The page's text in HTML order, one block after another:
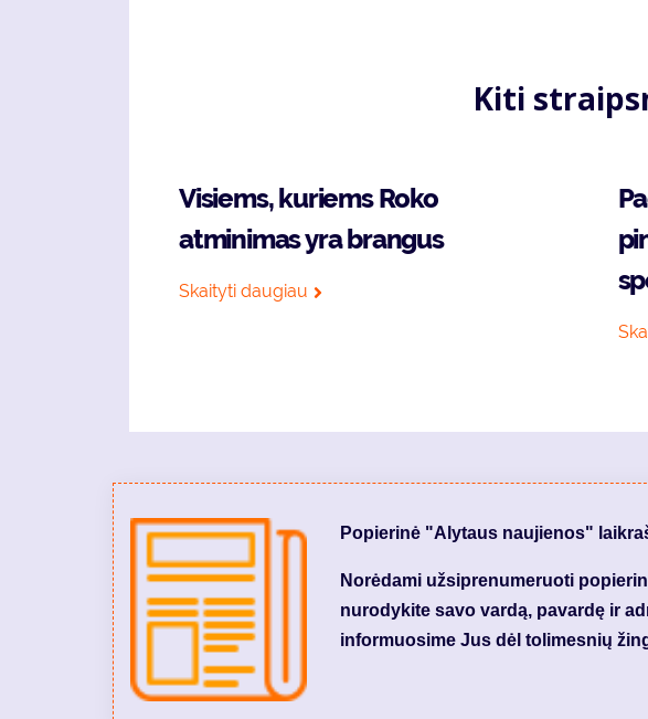
Kiti
Visiems, kuriems Roko
atminimas yra brangus
Skaityti daugiau
Popierinė "Alytaus naujienos"
Norėdami užsiprenumeruoti
nurodykite savo vardą, pavardę ir
informuosime Jus dėl tolimesnių